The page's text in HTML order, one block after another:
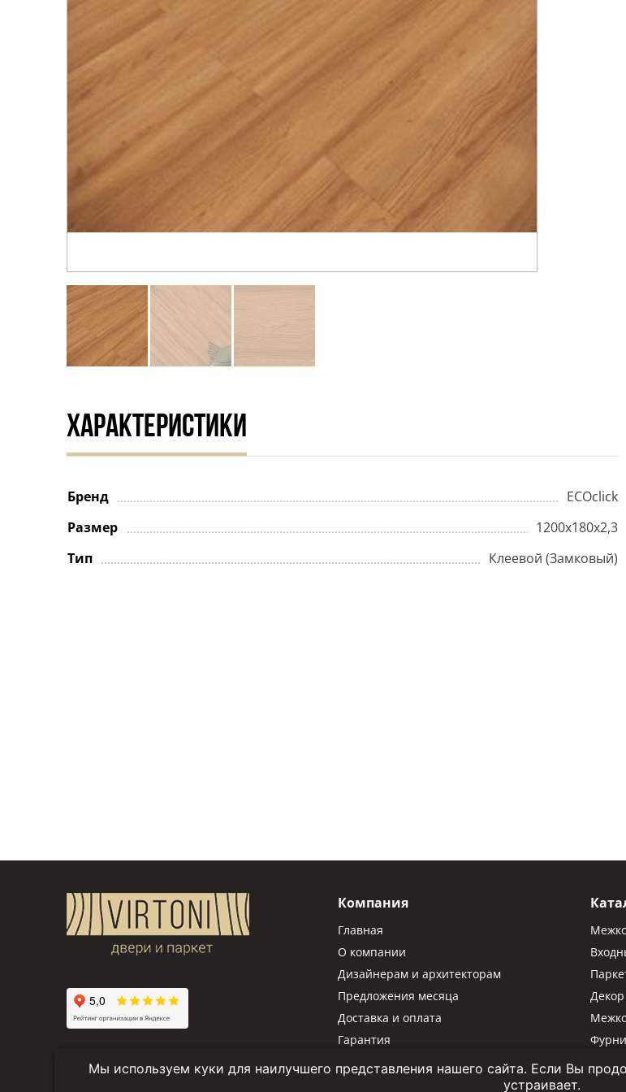
ХАРАКТЕРИСТИКИ
Бренд
ECOclick
Размер
1200x180x2,3
Тип
Клеевой (Замковый)
Компания
Главная
О компании
Дизайнерам и архитекторам
Предложения месяца
Доставка и оплата
Гарантия
Декор
Мы используем куки для наилучшего представления нашего сайта. Если Вы
устраивает.